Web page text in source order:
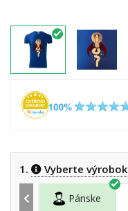
1. Vyberte výrobok
Pánske